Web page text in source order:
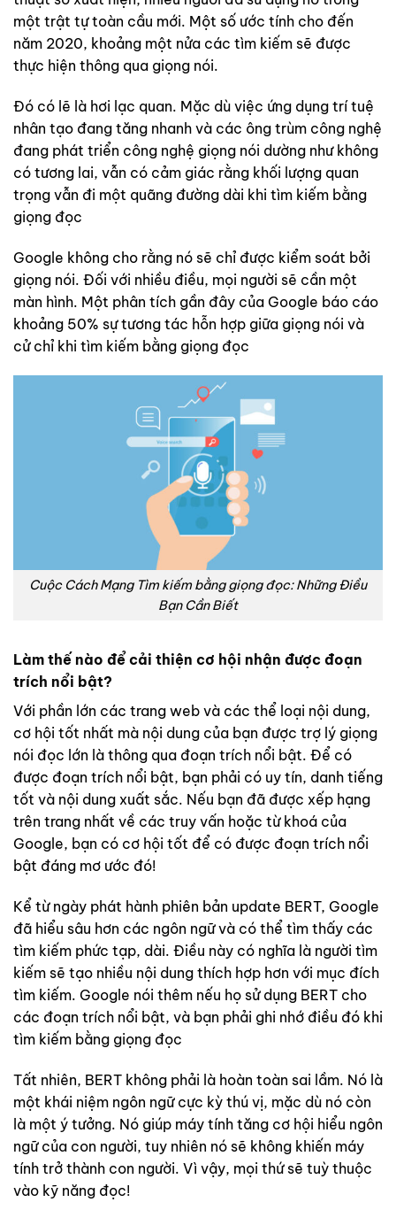
một trật tự toàn cầu mới. Một số ước tính cho đến
năm 2020, khoảng một nửa các tìm kiếm sẽ được
thực hiện thông qua giọng nói.
Đó có lẽ là hơi lạc quan. Mặc dù việc ứng dụng trí tuệ
nhân tạo đang tăng nhanh và các ông trùm công nghệ
đang phát triển công nghệ giọng nói dường như không
có tương lai, vẫn có cảm giác rằng khối lượng quan
trọng vẫn đi một quãng đường dài khi tìm kiếm bằng
giọng đọc
Google không cho rằng nó sẽ chỉ được kiểm soát bởi
giọng nói. Đối với nhiều điều, mọi người sẽ cần một
màn hình. Một phân tích gần đây của Google báo cáo
khoảng 50% sự tương tác hỗn hợp giữa giọng nói và
cử chỉ khi tìm kiếm bằng giọng đọc
Cuộc Cách Mạng Tìm kiếm bằng giọng đọc: Những Điều
Bạn Cần Biết
Làm thế nào để cải thiện cơ hội nhận được đoạn
trích nổi bật?
Với phần lớn các trang web và các thể loại nội dung,
cơ hội tốt nhất mà nội dung của bạn được trợ lý giọng
nói đọc lớn là thông qua đoạn trích nổi bật. Để có
được đoạn trích nổi bật, bạn phải có uy tín, danh tiếng
tốt và nội dung xuất sắc. Nếu bạn đã được xếp hạng
trên trang nhất về các truy vấn hoặc từ khoá của
Google, bạn có cơ hội tốt để có được đoạn trích nổi
bật đáng mơ ước đó!
Kể từ ngày phát hành phiên bản update BERT, Google
đã hiểu sâu hơn các ngôn ngữ và có thể tìm thấy các
tìm kiếm phức tạp, dài. Điều này có nghĩa là người tìm
kiếm sẽ tạo nhiều nội dung thích hợp hơn với mục đích
tìm kiếm. Google nói thêm nếu họ sử dụng BERT cho
các đoạn trích nổi bật, và bạn phải ghi nhớ điều đó khi
tìm kiếm bằng giọng đọc
Tất nhiên, BERT không phải là hoàn toàn sai lầm. Nó là
một khái niệm ngôn ngữ cực kỳ thú vị, mặc dù nó còn
là một ý tưởng. Nó giúp máy tính tăng cơ hội hiểu ngôn
ngữ của con người, tuy nhiên nó sẽ không khiến máy
tính trở thành con người. Vì vậy, mọi thứ sẽ tuỳ thuộc
vào kỹ năng đọc!